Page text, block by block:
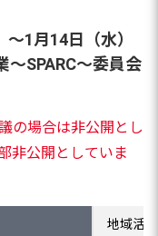
1月14日（水）
～SPARC～委員会
の場合は非公開とし
非公開としていま
地域活